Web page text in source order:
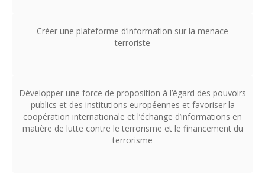
Créer une plateforme d’information sur la menace
terroriste
Développer une force de proposition à l’égard des pouvoirs
publics et des institutions européennes et favoriser la
coopération internationale et l’échange d’informations en
matière de lutte contre le terrorisme et le financement du
terrorisme